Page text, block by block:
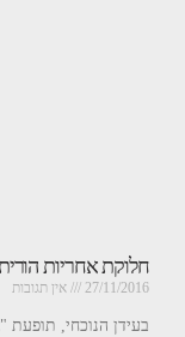
חלוקת אחריות הורית
27/11/2016 אין תגובות
בעידן הנוכחי,